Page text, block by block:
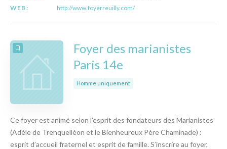
WEB:
http://www.foyerreuilly.com/
Foyer des marianistes
Paris 14e
Homme uniquement
Ce foyer est animé selon l’esprit des fondateurs des Marianistes
(Adèle de Trenquelléon et le Bienheureux Père Chaminade) :
esprit d’accueil fraternel et esprit de famille. S’inscrire au foyer,